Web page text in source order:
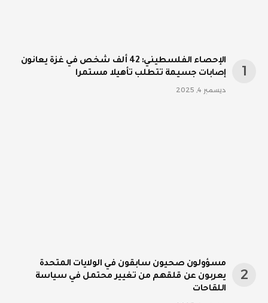
الإحصاء الفلسطيني: 42 ألف شخص في غزة يعانون
إصابات جسيمة تتطلب تأهيلا مستمرا
ديسمبر 4, 2025
مسؤولون صحيون سابقون في الولايات المتحدة
يعربون عن قلقهم من تغيير محتمل في سياسة
اللقاحات